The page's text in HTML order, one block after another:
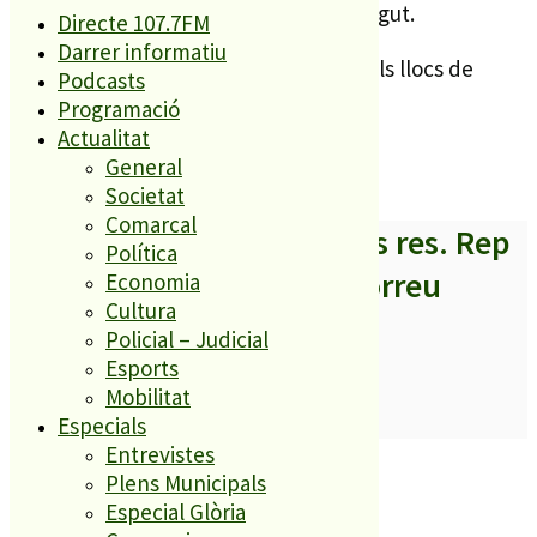
Directe 107.7FM
Darrer informatiu
Podcasts
Programació
Actualitat
General
Societat
Comarcal
Política
Economia
Cultura
Policial – Judicial
Esports
Mobilitat
Especials
Entrevistes
Plens Municipals
Especial Glòria
sigui del partit que sigui hi serà benvingut.
Encara es poden comprar els tiquets als llocs de
venda habitual fins demà dissabte.
A partir d’ara no et perdis res. Rep
els titulars al teu correu
SUBSCRIURE’M
És tendència ara
ESPORTS CAP DE SETMANA